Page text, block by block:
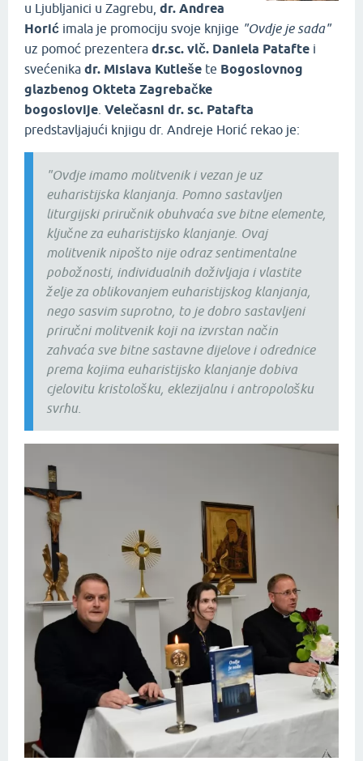
u Ljubljanici u Zagrebu, dr. Andrea
Horić imala je promociju svoje knjige "Ovdje je sada"
uz pomoć prezentera dr.sc. vlč. Daniela Patafte i
svećenika dr. Mislava Kutleše te Bogoslovnog
glazbenog Okteta Zagrebačke
bogoslovije Velečasni dr. sc. Patafta
predstavljajući knjigu dr. Andreje Horić rekao je:
"Ovdje imamo molitvenik i vezan je uz
euharistijska klanjanja. Pomno sastavljen
liturgijski priručnik obuhvaća sve bitne elemente,
ključne za euharistijsko klanjanje. Ovaj
molitvenik nipošto nije odraz sentimentalne
pobožnosti, individualnih doživljaja i vlastite
želje za oblikovanjem euharistijskog klanjanja,
nego sasvim suprotno, to je dobro sastavljeni
priručni molitvenik koji na izvrstan način
zahvaća sve bitne sastavne dijelove i odrednice
prema kojima euharistijsko klanjanje dobiva
cjelovitu kristološku, eklezijalnu i antropološku
svrhu.